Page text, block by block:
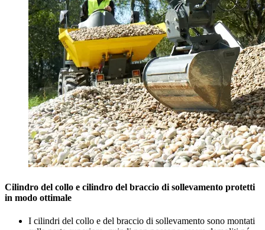
Cilindro del collo e cilindro del braccio di sollevamento protetti
in modo ottimale
I cilindri del collo e del braccio di sollevamento sono montati